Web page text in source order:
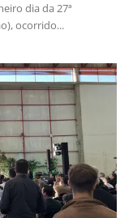
dia da 27ª
ocorrido...